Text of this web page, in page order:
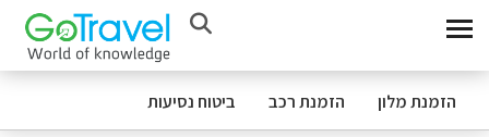
הזמנת מלון הזמנת רכב ביטוח נסיעות